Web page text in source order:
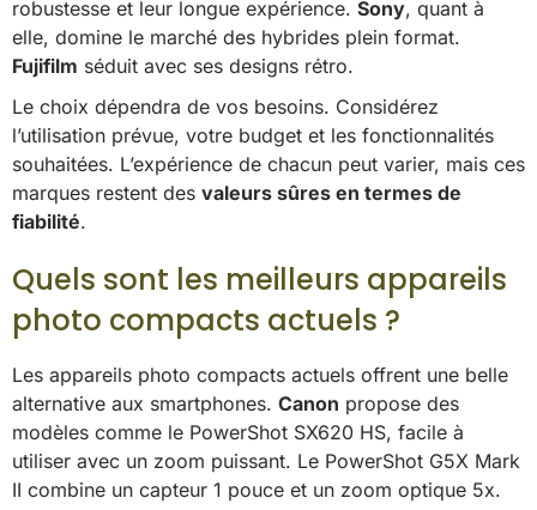
robustesse et leur longue expérience. Sony, quant à
elle, domine le marché des hybrides plein format.
Fujifilm séduit avec ses designs rétro.
Le choix dépendra de vos besoins. Considérez
l’utilisation prévue, votre budget et les fonctionnalités
souhaitées. L’expérience de chacun peut varier, mais ces
marques restent des valeurs sûres en termes de
fiabilité.
Quels sont les meilleurs appareils
photo compacts actuels ?
Les appareils photo compacts actuels offrent une belle
alternative aux smartphones. Canon propose des
modèles comme le PowerShot SX620 HS, facile à
utiliser avec un zoom puissant. Le PowerShot G5X Mark
II combine un capteur 1 pouce et un zoom optique 5x.